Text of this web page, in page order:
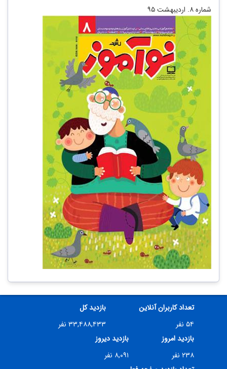
شماره ۸. اردیبهشت ۹۵
تعداد کاربران آنلاین
۵۴ نفر
بازدید کل
۳۳,۴۸۸,۴۳۳ نفر
بازدید امروز
۲۳۸ نفر
بازدید دیروز
۸,۰۹۱ نفر